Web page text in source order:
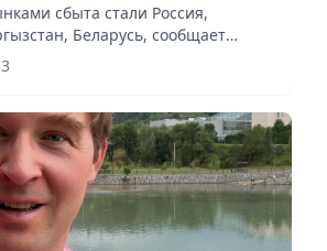
сбыта стали Россия,
Беларусь, сообщает